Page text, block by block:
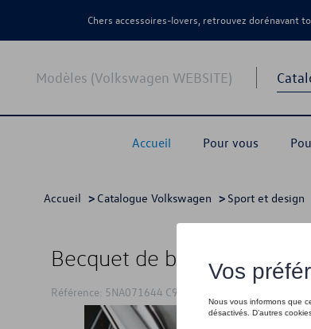
Chers accessoires-lovers, retrouvez dorénavant
Modèles (Volkswagen WEBSITE)
Accueil Pour vous
Accueil > Catalogue Volkswagen > Sport et design
Becquet de bord de toit
Référence: 5NA071644 C9A